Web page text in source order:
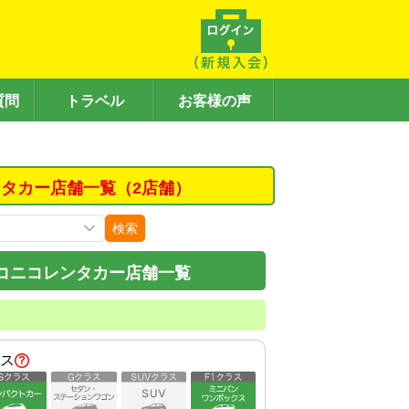
問 トラベル お客様の声
カー店舗一覧（2店舗）
検索
ニコレンタカー店舗一覧